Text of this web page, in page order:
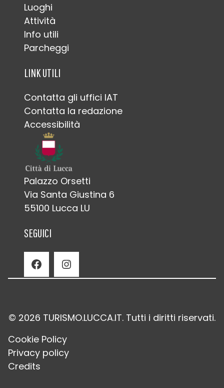
Luoghi
Attività
Info utili
Parcheggi
LINK UTILI
Contatta gli uffici IAT
Contatta la redazione
Accessibilità
Palazzo Orsetti
Via Santa Giustina 6
55100 Lucca LU
SEGUICI
Facebook Instagram
© 2026 TURISMO.LUCCA.IT. Tutti i diritti riservati.
Cookie Policy
Privacy policy
Credits